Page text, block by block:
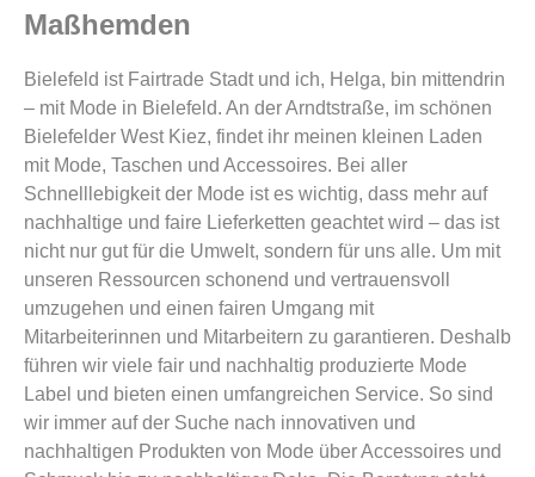
Maßhemden
Bielefeld ist Fairtrade Stadt und ich, Helga, bin mittendrin
– mit Mode in Bielefeld. An der Arndtstraße, im schönen
Bielefelder West Kiez, findet ihr meinen kleinen Laden
mit Mode, Taschen und Accessoires. Bei aller
Schnelllebigkeit der Mode ist es wichtig, dass mehr auf
nachhaltige und faire Lieferketten geachtet wird – das ist
nicht nur gut für die Umwelt, sondern für uns alle. Um mit
unseren Ressourcen schonend und vertrauensvoll
umzugehen und einen fairen Umgang mit
Mitarbeiterinnen und Mitarbeitern zu garantieren. Deshalb
führen wir viele fair und nachhaltig produzierte Mode
Label und bieten einen umfangreichen Service. So sind
wir immer auf der Suche nach innovativen und
nachhaltigen Produkten von Mode über Accessoires und